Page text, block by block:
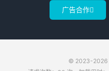
广告合作
© 2023-2026